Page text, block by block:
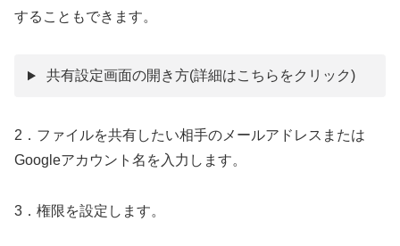
することもできます。
共有設定画面の開き方(詳細はこちらをクリック)
2．ファイルを共有したい相手のメールアドレスまたは
Googleアカウント名を入力します。
3．権限を設定します。